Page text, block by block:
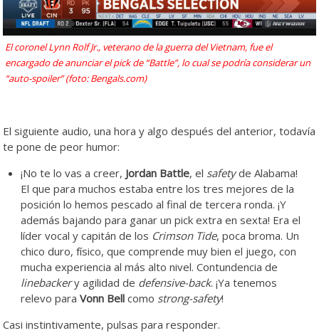
El coronel Lynn Rolf Jr., veterano de la guerra del Vietnam, fue el
encargado de anunciar el pick de “Battle”, lo cual se podría considerar un
“auto-spoiler” (foto: Bengals.com)
El siguiente audio, una hora y algo después del anterior, todavía
te pone de peor humor:
¡No te lo vas a creer, Jordan Battle, el safetyde Alabama!
El que para muchos estaba entre los tres mejores de la
posición lo hemos pescado al final de tercera ronda. ¡Y
además bajando para ganar un pick extra en sexta! Era el
líder vocal y capitán de los Crimson Tide, poca broma. Un
chico duro, físico, que comprende muy bien el juego, con
mucha experiencia al más alto nivel. Contundencia de
linebackery agilidad de defensive-back. ¡Ya tenemos
relevo paraVonn Bell como strong-safety!
Casi instintivamente, pulsas para responder.